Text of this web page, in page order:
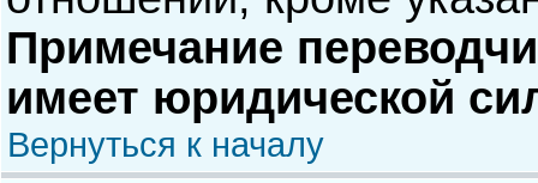
Примечание
имеет юридической
Вернуться к началу